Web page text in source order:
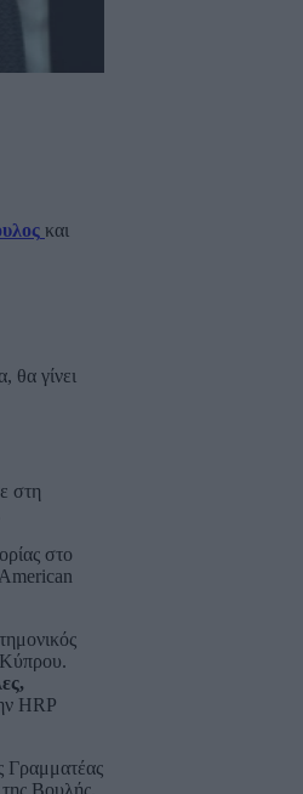
και
γίνει
στη
στο
Κύπρου.
HRP
Γραμματέας